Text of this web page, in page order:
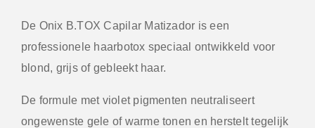
De Onix B.TOX Capilar Matizador is een
professionele haarbotox speciaal ontwikkeld voor
blond, grijs of gebleekt haar.
De formule met violet pigmenten neutraliseert
ongewenste gele of warme tonen en herstelt tegelijk